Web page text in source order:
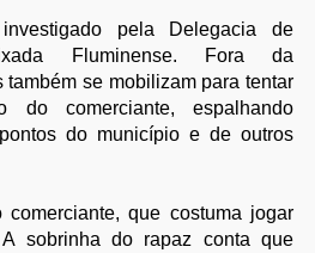
pela Delegacia de
Fluminense. Fora da
se mobilizam para tentar
do comerciante, espalhando
do município e de outros
que costuma jogar
sobrinha do rapaz conta que